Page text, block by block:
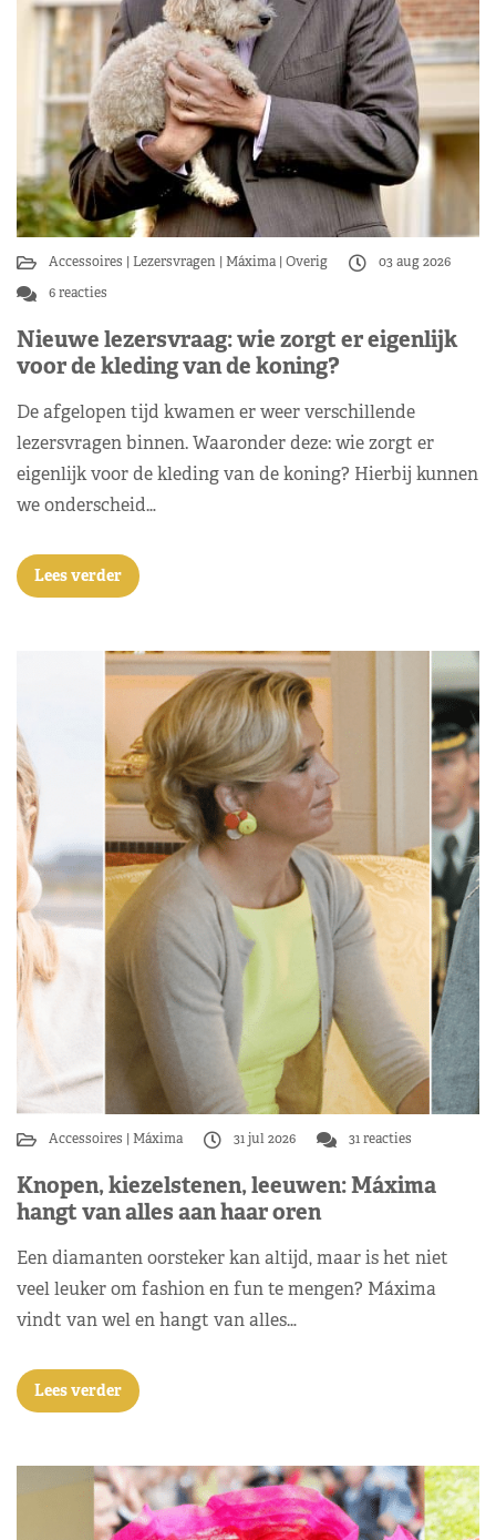
Accessoires Lezersvragen Máxima Overig
03 aug 2026
6 reacties
Nieuwe lezersvraag: wie zorgt er eigenlijk
voor de kleding van de koning?
De afgelopen tijd kwamen er weer verschillende
lezersvragen binnen. Waaronder deze: wie zorgt er
eigenlijk voor de kleding van de koning? Hierbij kunnen
we onderscheid…
Lees verder
Accessoires Máxima 31 jul 2026 31 reacties
Knopen, kiezelstenen, leeuwen: Máxima
hangt van alles aan haar oren
Een diamanten oorsteker kan altijd, maar is het niet
veel leuker om fashion en fun te mengen? Máxima
vindt van wel en hangt van alles…
Lees verder